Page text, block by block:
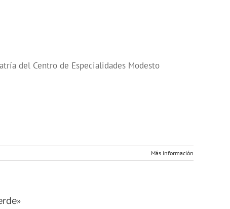
del Centro de Especialidades Modesto
Más información